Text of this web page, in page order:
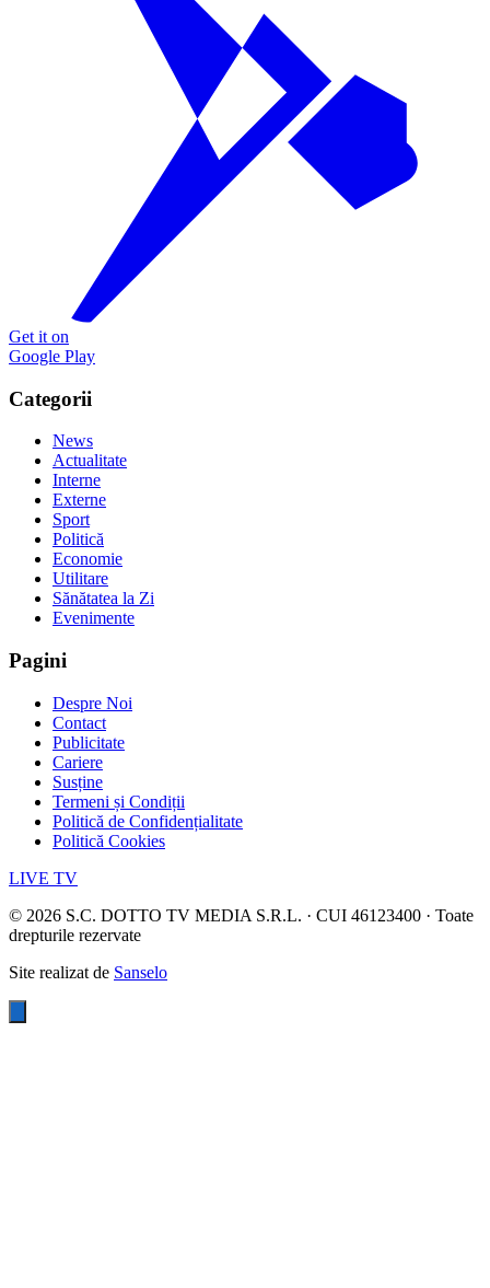
Get it on
Google Play
Categorii
News
Actualitate
Interne
Externe
Sport
Politică
Economie
Utilitare
Sănătatea la Zi
Evenimente
Pagini
Despre Noi
Contact
Publicitate
Cariere
Susține
Termeni și Condiții
Politică de Confidențialitate
Politică Cookies
LIVE TV
© 2026 S.C. DOTTO TV MEDIA S.R.L. · CUI 46123400 · Toate
drepturile rezervate
Site realizat de Sanselo